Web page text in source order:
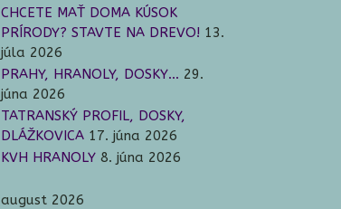
CHCETE MAŤ DOMA KÚSOK
PRÍRODY? STAVTE NA DREVO! 13.
júla 2026
PRAHY, HRANOLY, DOSKY… 29.
júna 2026
TATRANSKÝ PROFIL, DOSKY,
DLÁŽKOVICA 17. júna 2026
KVH HRANOLY 8. júna 2026
august 2026